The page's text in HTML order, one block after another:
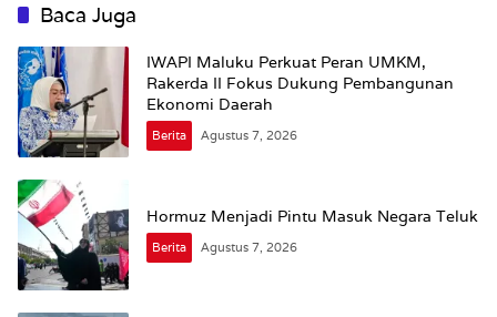
Baca Juga
IWAPI Maluku Perkuat Peran UMKM,
Rakerda II Fokus Dukung Pembangunan
Ekonomi Daerah
Berita Agustus 7, 2026
Hormuz Menjadi Pintu Masuk Negara Teluk
Berita Agustus 7, 2026